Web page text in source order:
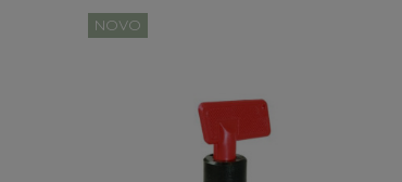
NOVO